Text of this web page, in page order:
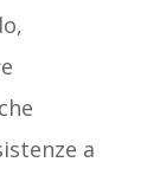
a